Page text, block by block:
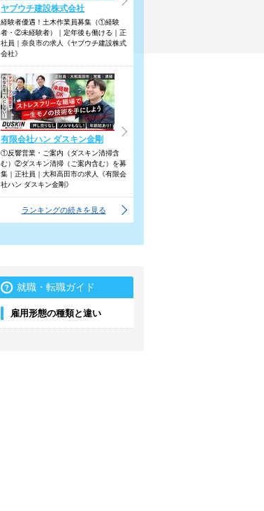
ヤブウチ建設株式会社
経験者優遇！土木作業員募集（①経験
者・②未経験者）｜定年後も働ける｜正
社員｜奈良市の求人《ヤブウチ建設株式
会社》
有限会社ハン ダスキン金剛
①反響営業・ご案内（ダスキン清掃含
む）②ダスキン清掃（ご案内含む）を募
集｜正社員｜大和高田市の求人《有限会
社ハン ダスキン金剛》
ランキングの続きを見る
就職・転職ガイド
雇用形態の種類と違い